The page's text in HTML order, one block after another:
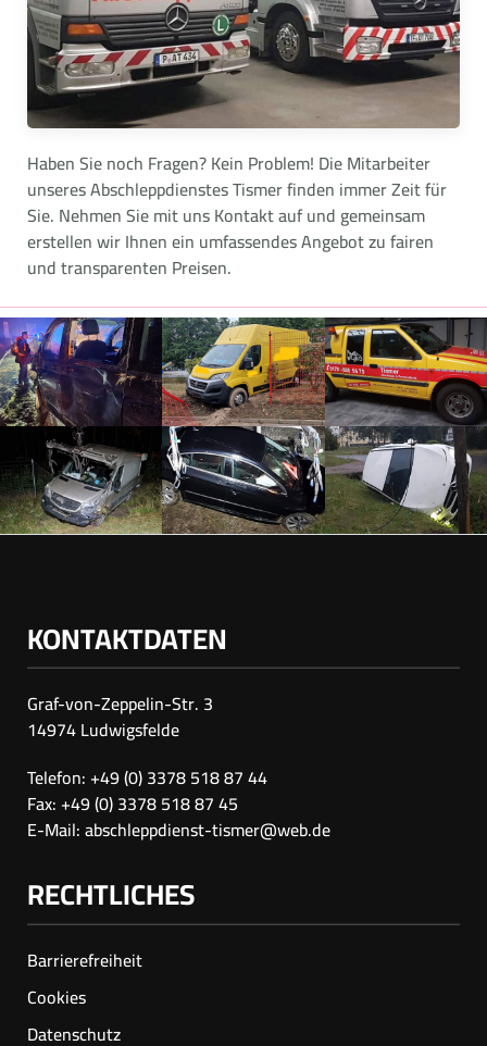
Haben Sie noch Fragen? Kein Problem! Die Mitarbeiter
unseres Abschleppdienstes Tismer finden immer Zeit für
Sie. Nehmen Sie mit uns Kontakt auf und gemeinsam
erstellen wir Ihnen ein umfassendes Angebot zu fairen
und transparenten Preisen.
KONTAKTDATEN
Graf-von-Zeppelin-Str. 3
14974 Ludwigsfelde
Telefon: +49 (0) 3378 518 87 44
Fax: +49 (0) 3378 518 87 45
E-Mail:abschleppdienst-tismer@web.de
RECHTLICHES
Barrierefreiheit
Cookies
Datenschutz